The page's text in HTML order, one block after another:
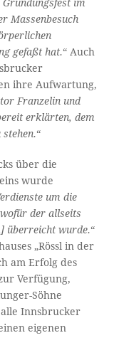
im
Massenbesuch
gefaßt hat.“ Auch
ihre Aufwartung,
Franzelin und
erklärten, dem
stehen.“
über die
wurde
um die
der allseits
überreicht wurde.“
„Rössl in der
am Erfolg des
Verfügung,
Söhne
alle Innsbrucker
eigenen